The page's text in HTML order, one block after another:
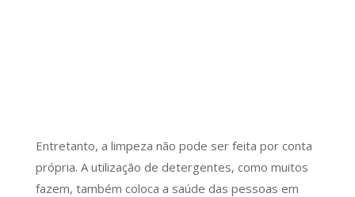
Entretanto, a limpeza não pode ser feita por conta
própria. A utilização de detergentes, como muitos
fazem, também coloca a saúde das pessoas em